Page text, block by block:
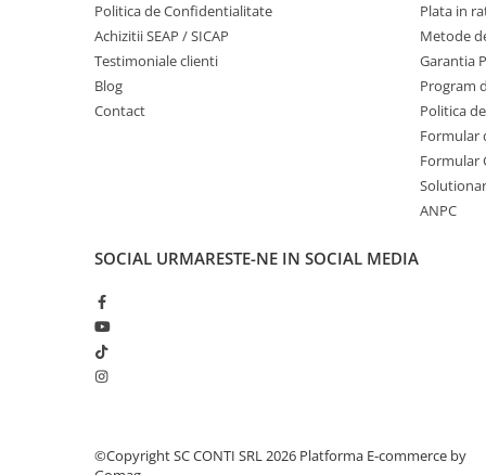
Echipamente marcaje rutiere
Accesorii sisteme pompare
Compactoare
Maiuri compactoare
Betoniere si Malaxoare
Accesorii betoniere
Depozitare, transport si protectie
Echipamente pentru transport
Politica de Confidentialitate
Achizitii SEAP / SICAP
Testimoniale clienti
Blog
Contact
Plata in
Metode
Garantia
Program
Politica
Formular
Formular
ANPC
SOCIAL URMARESTE-NE IN SOCIAL MEDIA
©Copyright SC CONTI SRL 2026 Platforma E-commerce by